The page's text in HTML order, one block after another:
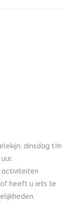
dinsdag t/m
activiteiten
of heeft u iets te